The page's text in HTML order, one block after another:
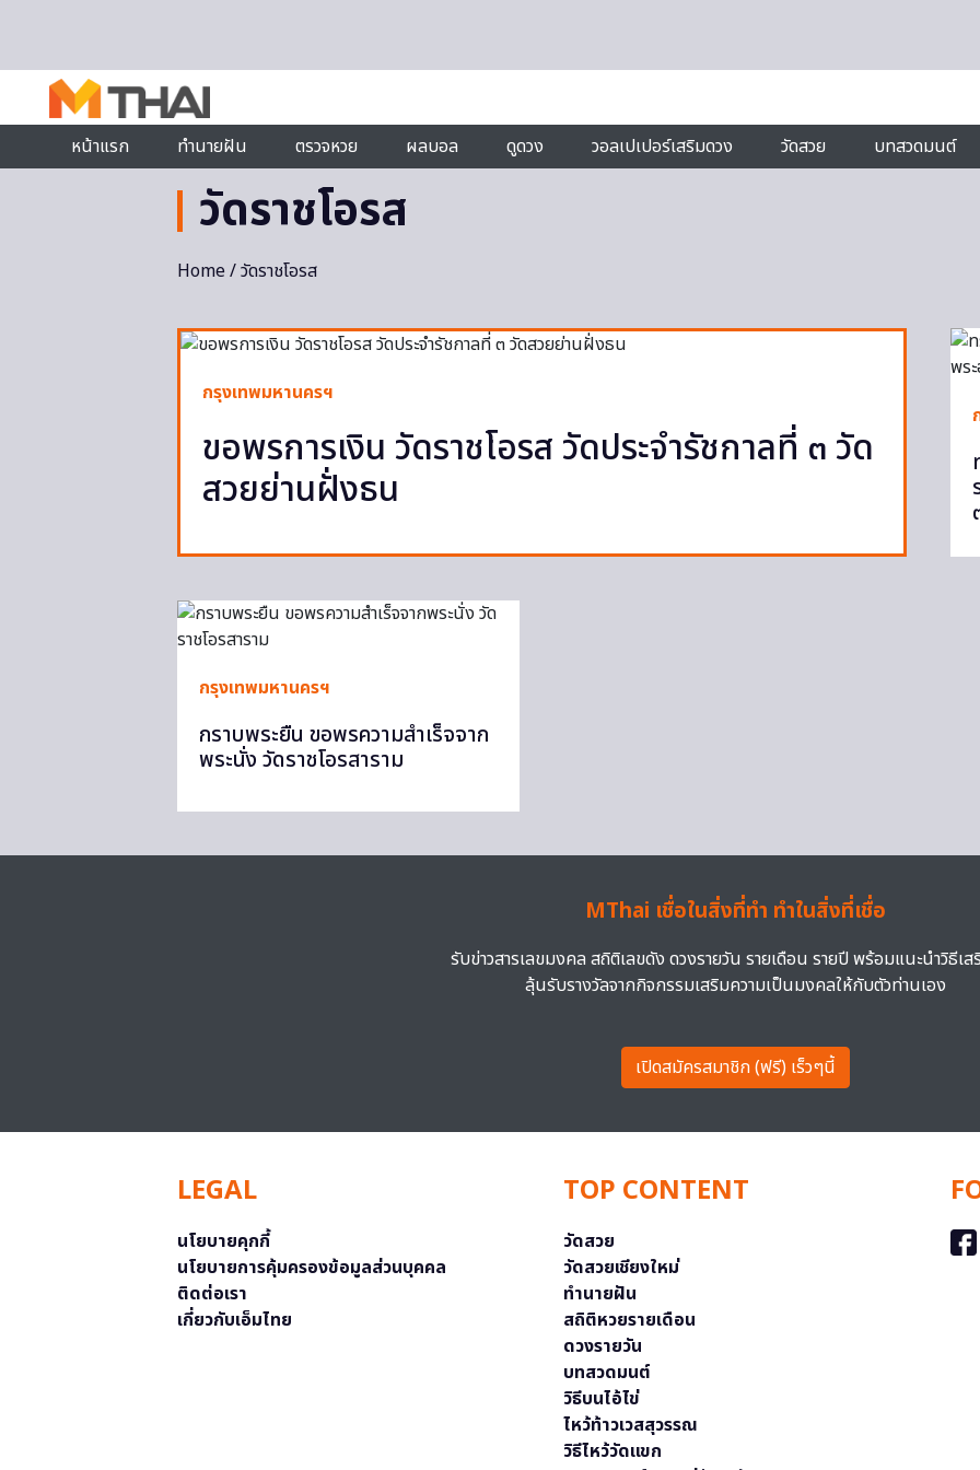
หน้าแรก
ทำนายฝัน ตรวจหวย ผลบอล ดูดวง วอลเปเปอร์เสริมดวง วัดสวย บทสวดมนต์
วัดราชโอรส
Home/ วัดราชโอรส
กรุงเทพมหานครฯ
ขอพรการเงิน วัดราชโอรส วัดประจำรัชกาลที่ ๓ วัด
สวยย่านฝั่งธน
กรุงเทพมหานครฯ
กราบพระยืน ขอพรความสำเร็จจาก
พระนั่ง วัดราชโอรสาราม
MThai เชื่อในสิ่งที่ทำ ทำในสิ่งที่เชื่อ
รับข่าวสารเลขมงคล สถิติเลขดัง ดวงรายวัน รายเดือน รายปี พร้อมแนะนำวิธีเส
ลุ้นรับรางวัลจากกิจกรรมเสริมความเป็นมงคลให้กับตัวท่านเอง
เปิดสมัครสมาชิก (ฟรี) เร็วๆนี้
LEGAL
นโยบายคุกกี้
นโยบายการคุ้มครองข้อมูลส่วนบุคคล
ติดต่อเรา
เกี่ยวกับเอ็มไทย
TOP CONTENT
วัดสวย
วัดสวยเชียงใหม่
ทำนายฝัน
สถิติหวยรายเดือน
ดวงรายวัน
บทสวดมนต์
วิธีบนไอ้ไข่
ไหว้ท้าวเวสสุวรรณ
วิธีไหว้วัดแขก